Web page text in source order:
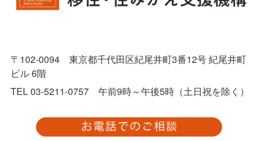
〒102-0094　東京都千代田区紀尾井町3番12号 紀尾井町
ビル 6階
TEL 03-5211-0757　午前9時～午後5時（土日祝を除く）